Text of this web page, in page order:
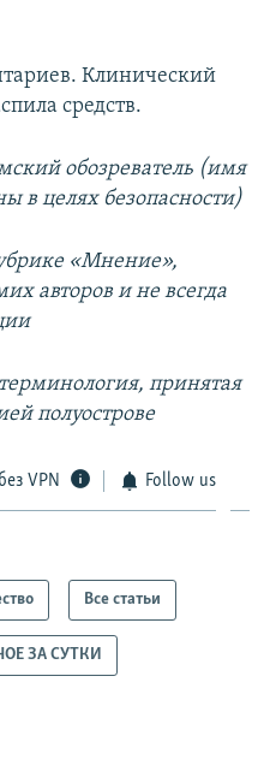
Клинический
средств.
обозреватель (имя
в целях безопасности)
«Мнение»,
авторов и не всегда
принятая
полуострове
VPN Follow us
Все статьи
ЗА СУТКИ